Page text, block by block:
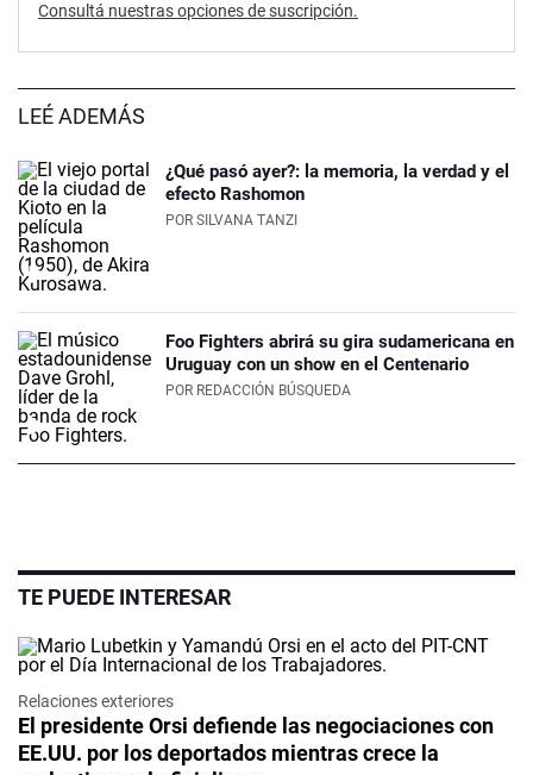
Consultá nuestras opciones de suscripción.
LEÉ ADEMÁS
¿Qué pasó ayer?: la memoria, la verdad y el
efecto Rashomon
POR SILVANA TANZI
Foo Fighters abrirá su gira sudamericana en
Uruguay con un show en el Centenario
POR REDACCIÓN BÚSQUEDA
TE PUEDE INTERESAR
Relaciones exteriores
El presidente Orsi defiende las negociaciones con
EE.UU. por los deportados mientras crece la